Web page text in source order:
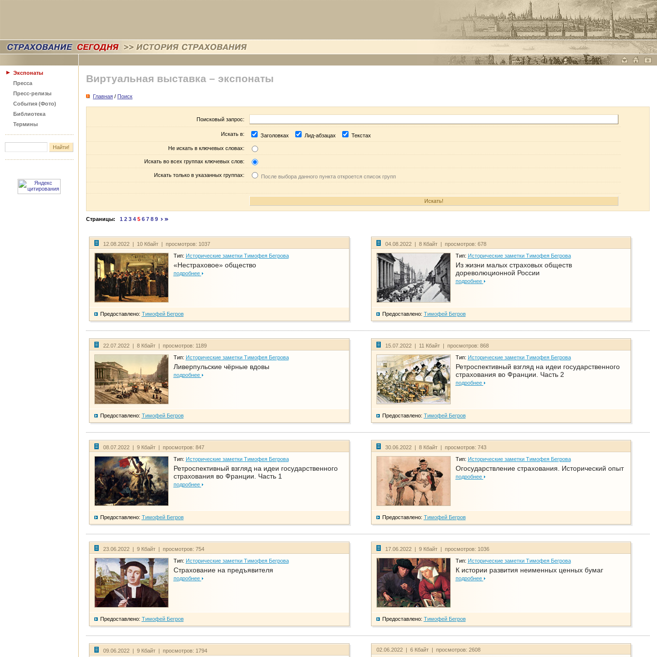
Экспонаты
Пресса
Пресс-релизы
События (Фото)
Библиотека
Термины
Виртуальная выставка – экспонаты
Главная / Поиск
Поисковый запрос:
Искать в: Заголовках Лид-абзацах Текстах
Не искать в ключевых словах:
Искать во всех группах ключевых слов:
Искать только в указанных группах: После выбора данного пункта откроется список групп
Страницы: 1 2 3 4 5 6 7 8 9
12.08.2022 | 10 Кбайт | просмотров: 1037
Тип: Исторические заметки Тимофея Бегрова
«Нестраховое» общество
подробнее
Предоставлено: Тимофей Бегров
04.08.2022 | 8 Кбайт | просмотров: 678
Тип: Исторические заметки Тимофея Бегрова
Из жизни малых страховых обществ
дореволюционной России
подробнее
Предоставлено: Тимофей Бегров
22.07.2022 | 8 Кбайт | просмотров: 1189
Тип: Исторические заметки Тимофея Бегрова
Ливерпульские чёрные вдовы
подробнее
Предоставлено: Тимофей Бегров
15.07.2022 | 11 Кбайт | просмотров: 868
Тип: Исторические заметки Тимофея Бегрова
Ретроспективный взгляд на идеи государственного
страхования во Франции. Часть 2
подробнее
Предоставлено: Тимофей Бегров
08.07.2022 | 9 Кбайт | просмотров: 847
Тип: Исторические заметки Тимофея Бегрова
Ретроспективный взгляд на идеи государственного
страхования во Франции. Часть 1
подробнее
Предоставлено: Тимофей Бегров
30.06.2022 | 8 Кбайт | просмотров: 743
Тип: Исторические заметки Тимофея Бегрова
Огосударствление страхования. Исторический опыт
подробнее
Предоставлено: Тимофей Бегров
23.06.2022 | 9 Кбайт | просмотров: 754
Тип: Исторические заметки Тимофея Бегрова
Страхование на предъявителя
подробнее
Предоставлено: Тимофей Бегров
17.06.2022 | 9 Кбайт | просмотров: 1036
Тип: Исторические заметки Тимофея Бегрова
К истории развития неименных ценных бумаг
подробнее
Предоставлено: Тимофей Бегров
09.06.2022 | 9 Кбайт | просмотров: 1794 02.06.2022 | 6 Кбайт | просмотров: 2608